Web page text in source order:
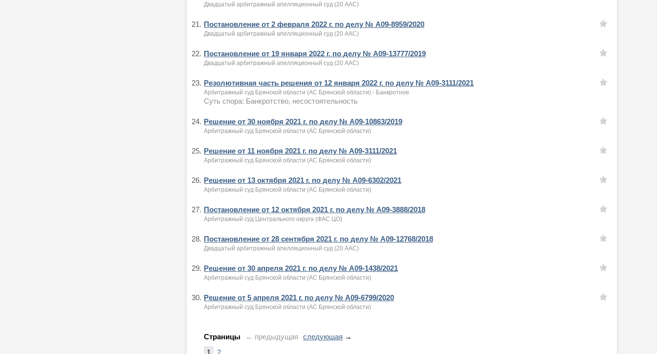
Двадцатый арбитражный апелляционный суд (20 ААС)
21. Постановление от 2 февраля 2022 г. по делу № А09-8959/2020
Двадцатый арбитражный апелляционный суд (20 ААС)
22. Постановление от 19 января 2022 г. по делу № А09-13777/2019
Двадцатый арбитражный апелляционный суд (20 ААС)
23. Резолютивная часть решения от 12 января 2022 г. по делу № А09-3111/2021
Арбитражный суд Брянской области (АС Брянской области) - Банкротное
Суть спора: Банкротство, несостоятельность
24. Решение от 30 ноября 2021 г. по делу № А09-10863/2019
Арбитражный суд Брянской области (АС Брянской области)
25. Решение от 11 ноября 2021 г. по делу № А09-3111/2021
Арбитражный суд Брянской области (АС Брянской области)
26. Решение от 13 октября 2021 г. по делу № А09-6302/2021
Арбитражный суд Брянской области (АС Брянской области)
27. Постановление от 12 октября 2021 г. по делу № А09-3888/2018
Арбитражный суд Центрального округа (ФАС ЦО)
28. Постановление от 28 сентября 2021 г. по делу № А09-12768/2018
Двадцатый арбитражный апелляционный суд (20 ААС)
29. Решение от 30 апреля 2021 г. по делу № А09-1438/2021
Арбитражный суд Брянской области (АС Брянской области)
30. Решение от 5 апреля 2021 г. по делу № А09-6799/2020
Арбитражный суд Брянской области (АС Брянской области)
Страницы ← предыдущая следующая →
1
2